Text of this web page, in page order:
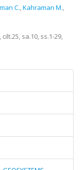
C.,Kahraman M.,
cilt.25, sa.10, ss.1-29,